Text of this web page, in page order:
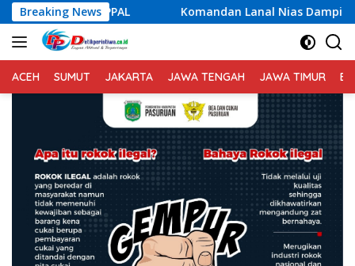
Langsung
ke
konten
Breaking NewsKomandan Lanal Nias Dampingi Gubernur
ACEH SUMUT JAKARTA JAWA TENGAH JAWA TIMUR